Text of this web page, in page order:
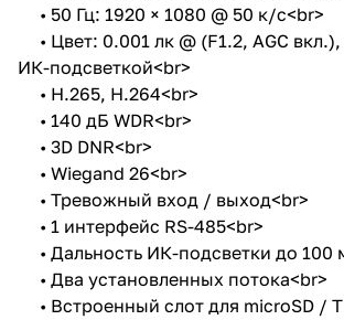
• 50 Гц: 1920 × 1080 @ 50 к/с<br>
• Цвет: 0.001 лк @ (F1.2, AGC
ИК-подсветкой<br>
• H.265, H.264<br>
• 140 дБ WDR<br>
• 3D DNR<br>
• Wiegand 26<br>
• Тревожный вход / выход<br>
• 1 интерфейс RS-485<br>
• Дальность ИК-подсветки до 100
• Два установленных потока<br>
• Встроенный слот для microSD /